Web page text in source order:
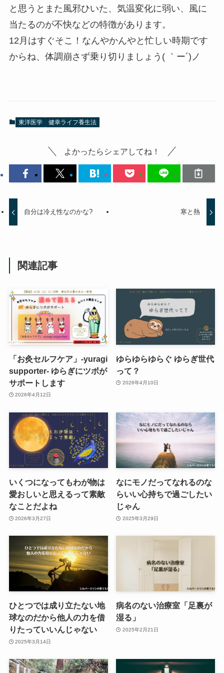
と思うとまた風邪ひいた、気温変化に弱い、風に
当たるのが不快などの特徴があります。
12月はすぐそこ！なんやかんやと忙しい時期です
からね、体調崩さず乗り切りましょう( ｀ー´)ノ
東洋医学 健幸ライフ養生法
よかったらシェアしてね！
自分は冷え性なのかな? 寒と熱
関連記事
「お灸セルフケア」-yuragi
supporter- ゆらぎにツボが
サポートします
2026年4月12日
ゆらゆらゆらぐ ゆらぎ世代
って？
2026年4月10日
いくつになってもわが物は
愛おしいと思えるって素敵
なことだよね
2026年3月27日
なにモノだってなれるのな
らいい心持ちで過ごしたい
じゃん
2025年3月29日
ひとつでは成り立たない地
球なのだから他人の力を借
りたっていいんじゃない
2025年3月14日
病名のない治療室「足裏が
湿る」
2025年2月21日